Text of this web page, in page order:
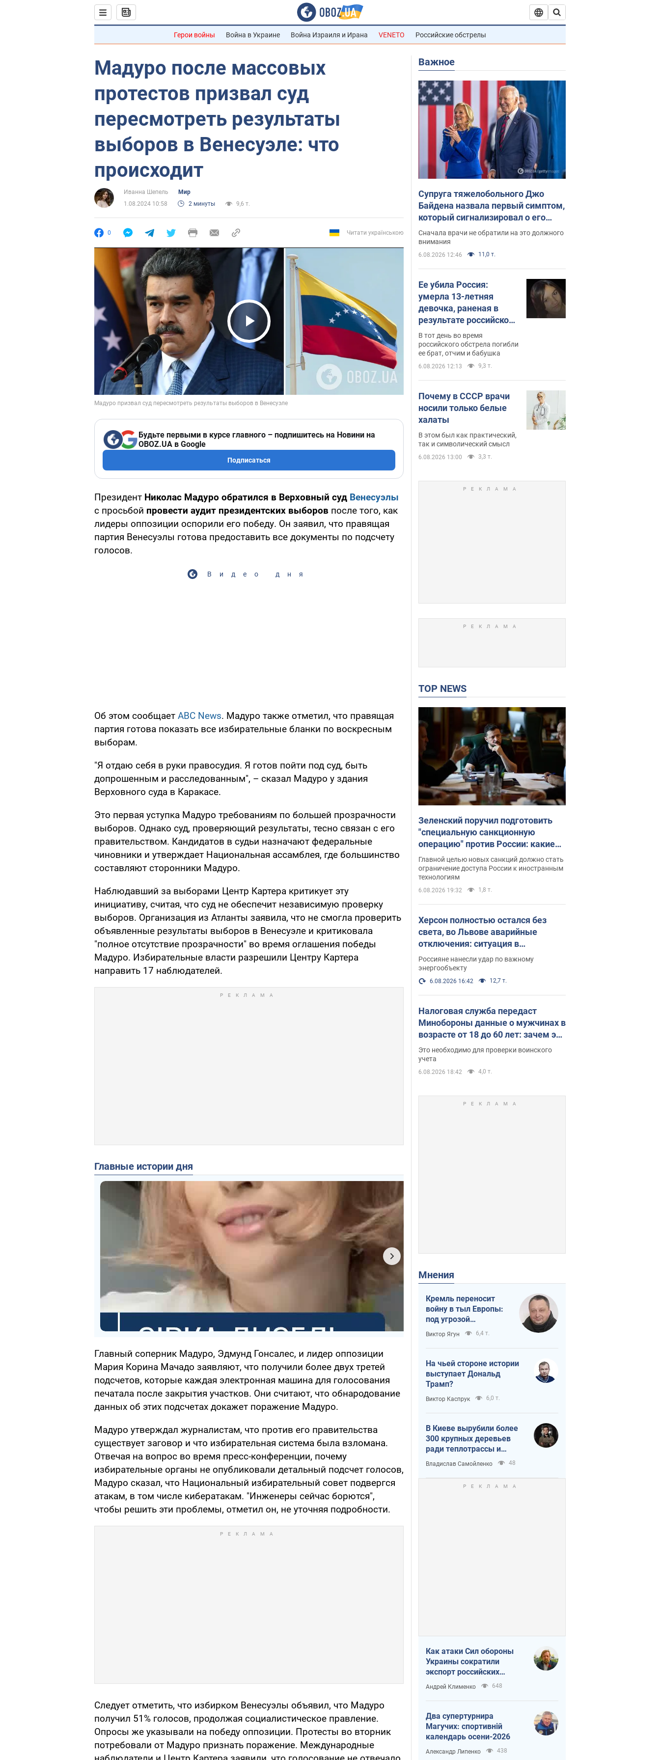
Герои войны Война в Украине Война Израиля и Ирана VENETO Российские обстрелы
Мадуро после массовых
протестов призвал суд
пересмотреть результаты
выборов в Венесуэле: что
происходит
Иванна Шепель
Мир
1.08.2024 10:58
2 минуты 9,6 т.
0 Читати українською
Play Video
Будьте первыми в курсе главного – подпишитесь на Новини на
OBOZ.UA в Google
Подписаться
Президент Николас Мадуро обратился в Верховный суд Венесуэлы
с просьбой провести аудит президентских выборов после того, как
лидеры оппозиции оспорили его победу. Он заявил, что правящая
партия Венесуэлы готова предоставить все документы по подсчету
голосов.
Видео дня
Об этом сообщает ABC News. Мадуро также отметил, что правящая
партия готова показать все избирательные бланки по воскресным
выборам.
"Я отдаю себя в руки правосудия. Я готов пойти под суд, быть
допрошенным и расследованным", – сказал Мадуро у здания
Верховного суда в Каракасе.
Это первая уступка Мадуро требованиям по большей прозрачности
выборов. Однако суд, проверяющий результаты, тесно связан с его
правительством. Кандидатов в судьи назначают федеральные
чиновники и утверждает Национальная ассамблея, где большинство
составляют сторонники Мадуро.
Наблюдавший за выборами Центр Картера критикует эту
инициативу, считая, что суд не обеспечит независимую проверку
выборов. Организация из Атланты заявила, что не смогла проверить
объявленные результаты выборов в Венесуэле и критиковала
"полное отсутствие прозрачности" во время оглашения победы
Мадуро. Избирательные власти разрешили Центру Картера
направить 17 наблюдателей.
Главные истории дня
Главный соперник Мадуро, Эдмунд Гонсалес, и лидер оппозиции
Мария Корина Мачадо заявляют, что получили более двух третей
подсчетов, которые каждая электронная машина для голосования
печатала после закрытия участков. Они считают, что обнародование
данных об этих подсчетах докажет поражение Мадуро.
Мадуро утверждал журналистам, что против его правительства
существует заговор и что избирательная система была взломана.
Отвечая на вопрос во время пресс-конференции, почему
избирательные органы не опубликовали детальный подсчет голосов,
Мадуро сказал, что Национальный избирательный совет подвергся
атакам, в том числе кибератакам. "Инженеры сейчас борются",
чтобы решить эти проблемы, отметил он, не уточняя подробности.
Следует отметить, что избирком Венесуэлы объявил, что Мадуро
получил 51% голосов, продолжая социалистическое правление.
Опросы же указывали на победу оппозиции. Протесты во вторник
потребовали от Мадуро признать поражение. Международные
Важное
Супруга тяжелобольного Джо
Байдена назвала первый симптом,
который сигнализировал о его
"агрессивном" раке
Сначала врачи не обратили на это должного
внимания
6.08.2026 12:46 11,0 т.
Ее убила Россия:
умерла 13-летняя
девочка, раненая в
результате российской
атаки на Сумскую
область. Фото
В тот день во время
российского обстрела погибли
ее брат, отчим и бабушка
6.08.2026 12:13 9,3 т.
Почему в СССР врачи
носили только белые
халаты
В этом был как практический,
так и символический смысл
6.08.2026 13:00 3,3 т.
TOP NEWS
Зеленский поручил подготовить
"специальную санкционную
операцию" против России: какие
задачи поставил президент. Фото
Главной целью новых санкций должно стать
ограничение доступа России к иностранным
технологиям
6.08.2026 19:32 1,8 т.
Херсон полностью остался без
света, во Львове аварийные
отключения: ситуация в
энергосистеме 6 августа
Россияне нанесли удар по важному
энергообъекту
6.08.2026 16:42 12,7 т.
Налоговая служба передаст
Минобороны данные о мужчинах в
возрасте от 18 до 60 лет: зачем это
нужно
Это необходимо для проверки воинского
учета
6.08.2026 18:42 4,0 т.
Мнения
Кремль переносит
войну в тыл Европы:
под угрозой
критическая
логистика
Виктор Ягун 6,4 т.
На чьей стороне истории
выступает Дональд
Трамп?
Виктор Каспрук 6,0 т.
В Киеве вырубили более
300 крупных деревьев
ради теплотрассы и
вопреки Генплану
Владислав Самойленко 48
Как атаки Сил обороны
Украины сократили
экспорт российских
нефтепродуктов
Андрей Клименко 648
Два супертурнира
Магучих: спортивній
календарь осени-2026
Александр Липенко 438